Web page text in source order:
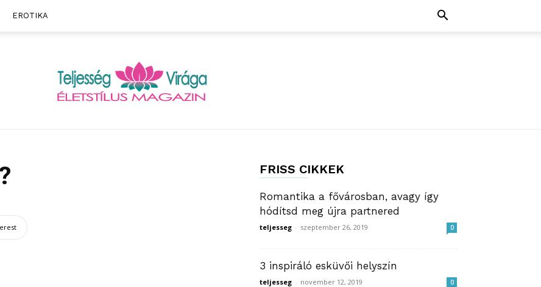
EROTIKA
FRISS CIKKEK
Romantika a fővárosban, avagy így
hódítsd meg újra partnered
teljesseg - szeptember 26, 2019 0
3 inspiráló esküvői helyszín
teljesseg - november 12, 2019 0